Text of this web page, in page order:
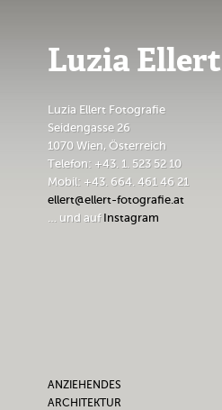
Luzia Ellert
Luzia Ellert Fotografie
Seidengasse 26
1070 Wien, Österreich
Telefon: +43. 1. 523 52 10
Mobil: +43. 664. 461 46 21
ellert@ellert-fotografie.at
… und auf Instagram
ANZIEHENDES
ARCHITEKTUR